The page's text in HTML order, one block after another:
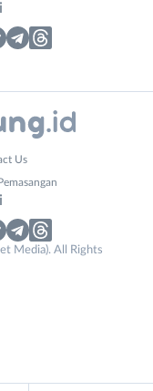
Us
Media). All Rights